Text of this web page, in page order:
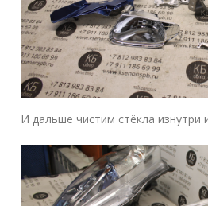
И дальше чистим стёкла изнутри